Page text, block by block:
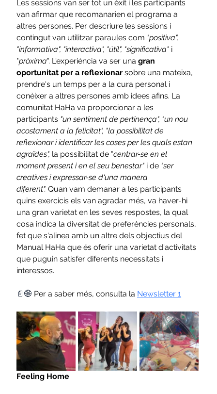
Les sessions van ser tot un èxit i les participants
van afirmar que recomanarien el programa a
altres persones. Per descriure les sessions i
contingut van utilitzar paraules com "positiva",
"informativa", "interactiva", "útil", "significativa" i
"pròxima". L'experiència va ser una gran
oportunitat per a reflexionar sobre una mateixa,
prendre's un temps per a la cura personal i
conèixer a altres persones amb idees afins. La
comunitat HaHa va proporcionar a les
participants "un sentiment de pertinença", "un nou
acostament a la felicitat", "la possibilitat de
reflexionar i identificar les coses per les quals estan
agraïdes", la possibilitat de "centrar-se en el
moment present i en el seu benestar" i de "ser
creatives i expressar-se d'una manera
diferent". Quan vam demanar a les participants
quins exercicis els van agradar més, va haver-hi
una gran varietat en les seves respostes, la qual
cosa indica la diversitat de preferències personals,
fet que s'alinea amb un altre dels objectius del
Manual HaHa que és oferir una varietat d'activitats
que puguin satisfer diferents necessitats i
interessos.
📄🌐 Per a saber més, consulta la Newsletter 1
Feeling Home